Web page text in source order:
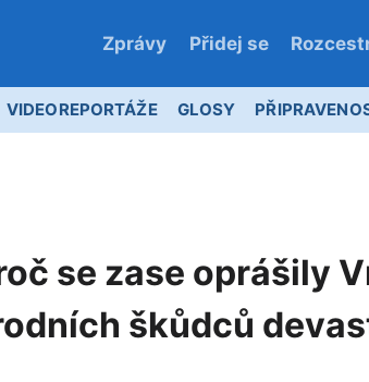
Zprávy Přidej se
VIDEOREPORTÁŽE GLOSY
se zase oprášily
škůdců